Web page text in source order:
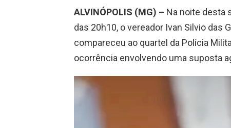
ALVINÓPOLIS (MG) – Na noite desta
das 20h10, o vereador Ivan Silvio das
compareceu ao quartel da Polícia
ocorrência envolvendo uma suposta